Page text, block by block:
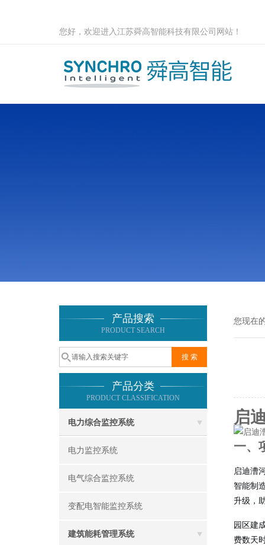
您好，欢迎进入江苏舜高智能科技有限公司网站！
产品搜索
PRODUCT SEARCH
产品分类
PRODUCT CLASSIFICATION
电力综合监控系统
电力监控系统
电气综合监控系统
变配电智能监控系统
建筑能耗管理系统
您现在
启
一、
启迪漕
智能制
升级，
园区建
费数天